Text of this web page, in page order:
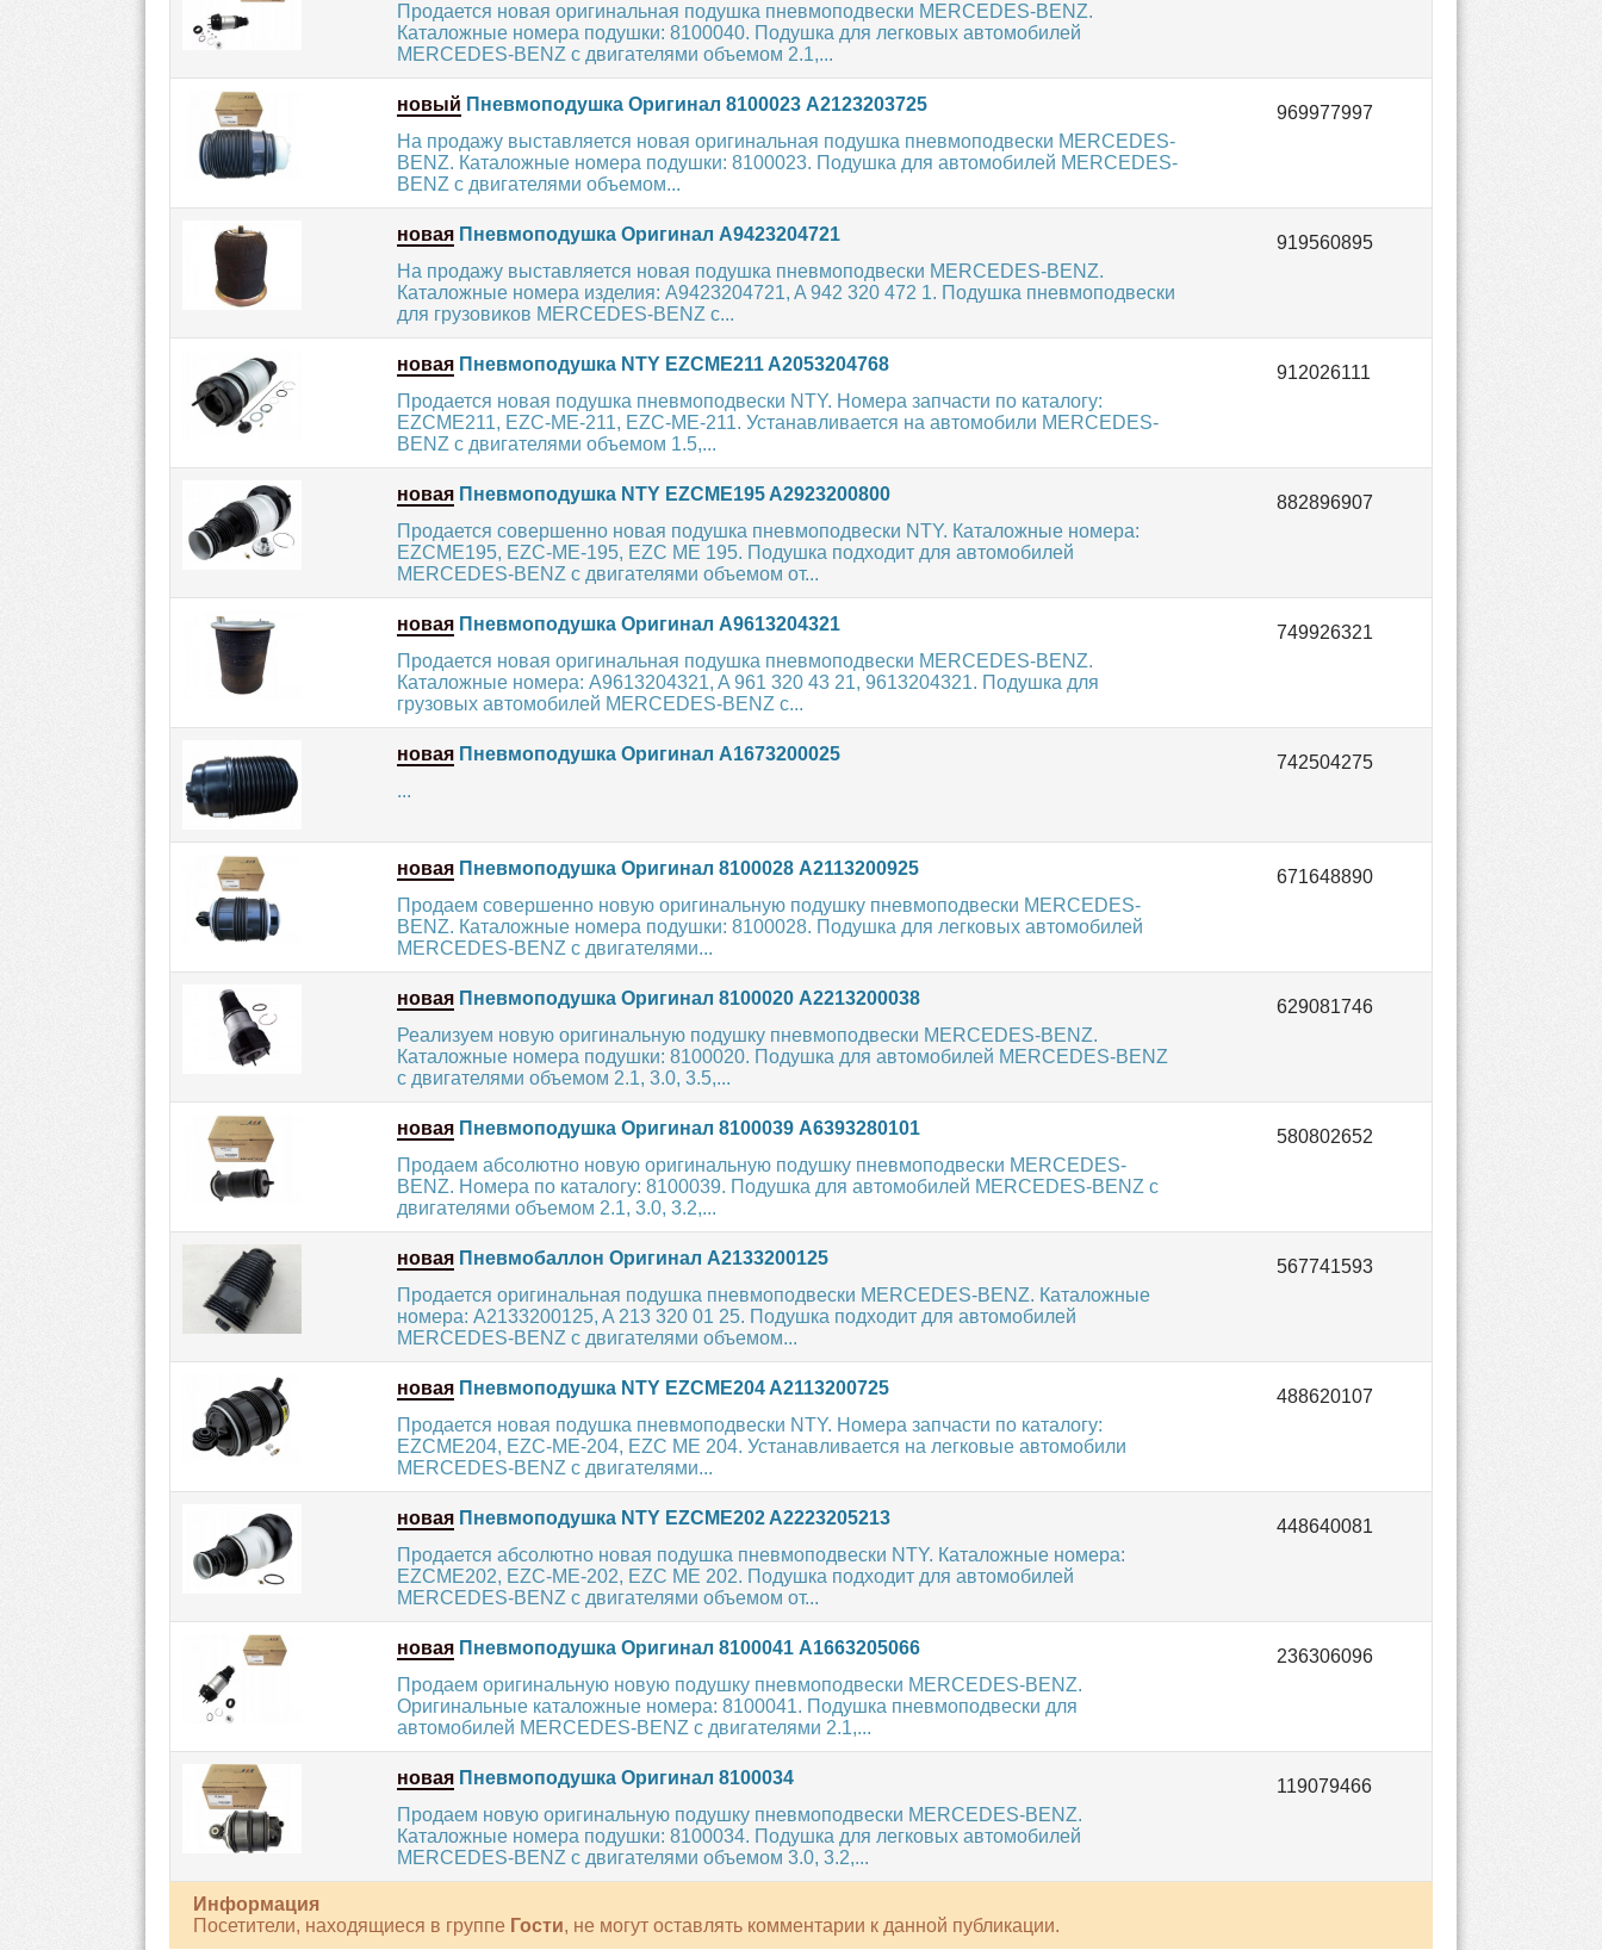
Продается новая оригинальная подушка пневмоподвески MERCEDES-BENZ.
Каталожные номера подушки: 8100040. Подушка для легковых автомобилей
MERCEDES-BENZ с двигателями объемом 2.1,...
новый Пневмоподушка Оригинал 8100023 A2123203725
На продажу выставляется новая оригинальная подушка пневмоподвески MERCEDES-
BENZ. Каталожные номера подушки: 8100023. Подушка для автомобилей MERCEDES-
BENZ с двигателями объемом...
новая Пневмоподушка Оригинал A9423204721
На продажу выставляется новая подушка пневмоподвески MERCEDES-BENZ.
Каталожные номера изделия: A9423204721, A 942 320 472 1. Подушка пневмоподвески
для грузовиков MERCEDES-BENZ с...
новая Пневмоподушка NTY EZCME211 A2053204768
Продается новая подушка пневмоподвески NTY. Номера запчасти по каталогу:
EZCME211, EZC-ME-211, EZC-ME-211. Устанавливается на автомобили MERCEDES-
BENZ с двигателями объемом 1.5,...
новая Пневмоподушка NTY EZCME195 A2923200800
Продается совершенно новая подушка пневмоподвески NTY. Каталожные номера:
EZCME195, EZC-ME-195, EZC ME 195. Подушка подходит для автомобилей
MERCEDES-BENZ с двигателями объемом от...
новая Пневмоподушка Оригинал A9613204321
Продается новая оригинальная подушка пневмоподвески MERCEDES-BENZ.
Каталожные номера: A9613204321, A 961 320 43 21, 9613204321. Подушка для
грузовых автомобилей MERCEDES-BENZ с...
новая Пневмоподушка Оригинал A1673200025
...
новая Пневмоподушка Оригинал 8100028 A2113200925
Продаем совершенно новую оригинальную подушку пневмоподвески MERCEDES-
BENZ. Каталожные номера подушки: 8100028. Подушка для легковых автомобилей
MERCEDES-BENZ с двигателями...
новая Пневмоподушка Оригинал 8100020 A2213200038
Реализуем новую оригинальную подушку пневмоподвески MERCEDES-BENZ.
Каталожные номера подушки: 8100020. Подушка для автомобилей MERCEDES-BENZ
с двигателями объемом 2.1, 3.0, 3.5,...
новая Пневмоподушка Оригинал 8100039 A6393280101
Продаем абсолютно новую оригинальную подушку пневмоподвески MERCEDES-
BENZ. Номера по каталогу: 8100039. Подушка для автомобилей MERCEDES-BENZ с
двигателями объемом 2.1, 3.0, 3.2,...
новая Пневмобаллон Оригинал A2133200125
Продается оригинальная подушка пневмоподвески MERCEDES-BENZ. Каталожные
номера: A2133200125, A 213 320 01 25. Подушка подходит для автомобилей
MERCEDES-BENZ с двигателями объемом...
новая Пневмоподушка NTY EZCME204 A2113200725
Продается новая подушка пневмоподвески NTY. Номера запчасти по каталогу:
EZCME204, EZC-ME-204, EZC ME 204. Устанавливается на легковые автомобили
MERCEDES-BENZ с двигателями...
новая Пневмоподушка NTY EZCME202 A2223205213
Продается абсолютно новая подушка пневмоподвески NTY. Каталожные номера:
EZCME202, EZC-ME-202, EZC ME 202. Подушка подходит для автомобилей
MERCEDES-BENZ с двигателями объемом от...
новая Пневмоподушка Оригинал 8100041 A1663205066
Продаем оригинальную новую подушку пневмоподвески MERCEDES-BENZ.
Оригинальные каталожные номера: 8100041. Подушка пневмоподвески для
автомобилей MERCEDES-BENZ с двигателями 2.1,...
новая Пневмоподушка Оригинал 8100034
Продаем новую оригинальную подушку пневмоподвески MERCEDES-BENZ.
Каталожные номера подушки: 8100034. Подушка для легковых автомобилей
MERCEDES-BENZ с двигателями объемом 3.0, 3.2,...
Информация
Посетители, находящиеся в группе Гости, не могут оставлять комментарии к данной публикации.